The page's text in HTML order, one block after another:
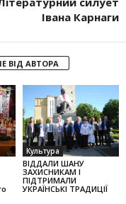
Івана Карнаги
ВІД АВТОРА
Культура
ВІДДАЛИ ШАНУ
ЗАХИСНИКАМ І
ПІДТРИМАЛИ
УКРАЇНСЬКІ ТРАДИЦІЇ